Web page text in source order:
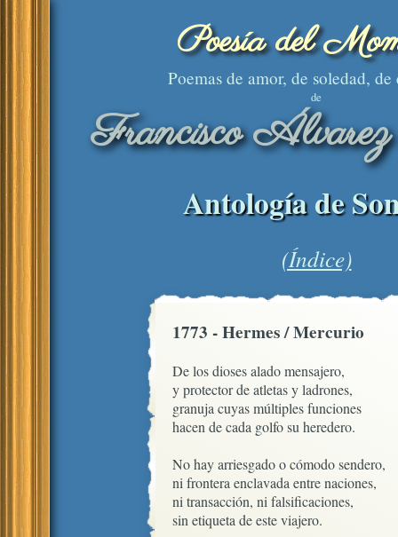
Poesía del
Poemas de amor, de soledad, de
de
Francisco
Antología de
(Índice)
1773 - Hermes / Mercurio
De los dioses alado mensajero,
y protector de atletas y ladrones,
granuja cuyas múltiples funciones
hacen de cada golfo su heredero.
No hay arriesgado o cómodo sendero,
ni frontera enclavada entre naciones,
ni transacción, ni falsificaciones,
sin etiqueta de este viajero.